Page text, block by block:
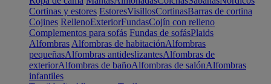
Cortinas y estores EstoresVisillosCortinasBarras de cortina
Cojines RellenoExteriorFundasCojín con relleno
Complementos para sofás Fundas de sofásPlaids
Alfombras Alfombras de habitaciónAlfombras
pequeñasAlfombras antideslizantesAlfombras de
exteriorAlfombras de bañoAlfombras de salónAlfombras
infantiles